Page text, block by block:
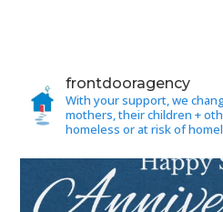
frontdooragency
With your support, we
mothers, their children +
homeless or at risk of